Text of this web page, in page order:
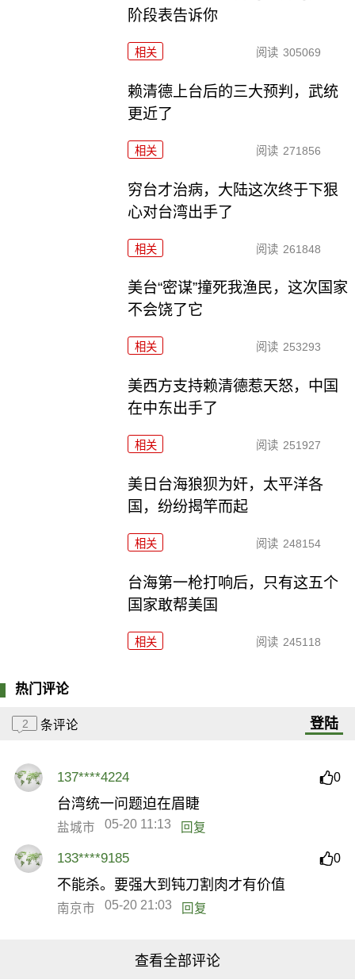
阶段表告诉你
相关 阅读 305069
赖清德上台后的三大预判，武统
更近了
相关 阅读 271856
穷台才治病，大陆这次终于下狠
心对台湾出手了
相关 阅读 261848
美台“密谋”撞死我渔民，这次国家
不会饶了它
相关 阅读 253293
美西方支持赖清德惹天怒，中国
在中东出手了
相关 阅读 251927
美日台海狼狈为奸，太平洋各
国，纷纷揭竿而起
相关 阅读 248154
台海第一枪打响后，只有这五个
国家敢帮美国
相关 阅读 245118
热门评论
2 条评论 登陆
137****4224 0
台湾统一问题迫在眉睫
盐城市 05-20 11:13 回复
133****9185 0
不能杀。要强大到钝刀割肉才有价值
南京市 05-20 21:03 回复
查看全部评论